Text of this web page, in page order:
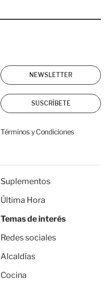
NEWSLETTER
SUSCRÍBETE
Términos y Condiciones
Suplementos
Última Hora
Temas de interés
Redes sociales
Alcaldías
Cocina